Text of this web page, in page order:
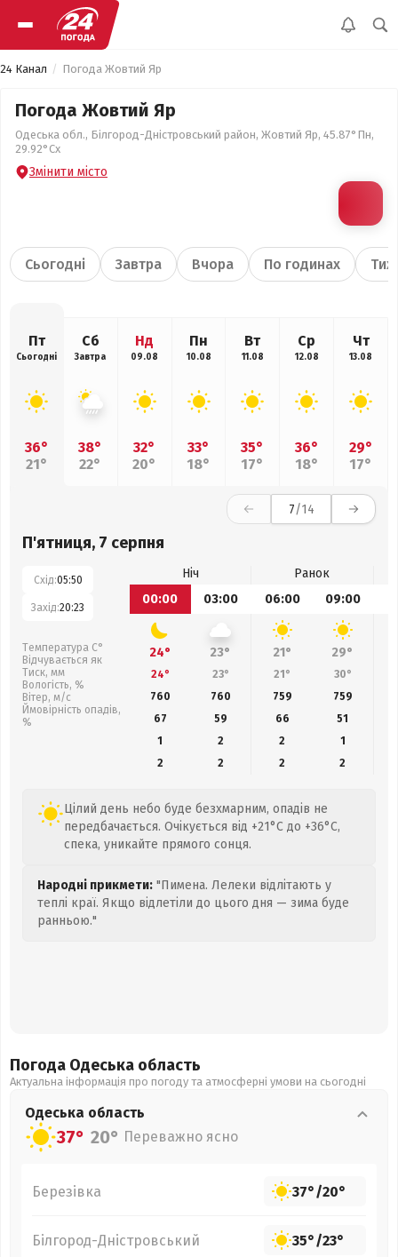
24 Канал Погода Жовтий Яр
Погода Жовтий Яр
Одеська обл., Білгород-Дністровський район, Жовтий Яр, 45.87°Пн,
29.92°Сх
Змінити місто
Сьогодні Завтра Вчора По годинах
Пт
Сьогодні
36°
21°
Сб
Завтра
38°
22°
Нд
09.08
32°
20°
Пн
10.08
33°
18°
Вт
11.08
35°
17°
Ср
12.08
36°
18°
Чт
13.08
29°
17°
7/14
П'ятниця, 7 серпня
Схід:05:50
Захід:20:23
Температура С°
Відчувається як
Тиск, мм
Вологість, %
Вітер, м/с
Ймовірність опадів,
%
Ніч
Ранок
00:00
03:00 06:00 09:00
24° 23° 21° 29°
24° 23° 21° 30°
760
760 759 759
67
59 66 51
1
2 2
1
2
2 2 2
Цілий день небо буде безхмарним, опадів не
передбачається. Очікується від +21°C до +36°C,
спека, уникайте прямого сонця.
Народні прикмети: "Пимена. Лелеки відлітають у
теплі краї. Якщо відлетіли до цього дня — зима буде
ранньою."
Погода Одеська область
Актуальна інформація про погоду та атмосферні умови на сьогодні
Одеська область
37° 20° Переважно ясно
Березівка 37°/20°
Білгород-Дністровський 35°/23°